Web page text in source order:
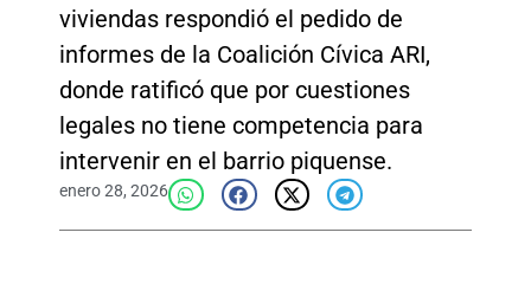
viviendas respondió el pedido de
informes de la Coalición Cívica ARI,
donde ratificó que por cuestiones
legales no tiene competencia para
intervenir en el barrio piquense.
enero 28, 2026